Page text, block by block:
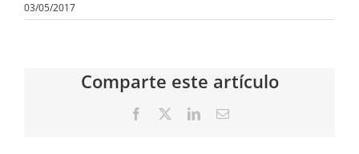
03/05/2017
Comparte este artículo
Facebook LinkedInCorreo